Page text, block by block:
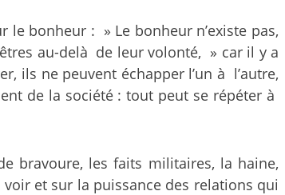
bonheur : » Le bonheur n’existe pas,
au-delà de leur volonté, » car il y a
ils ne peuvent échapper l’un à l’autre,
de la société : tout peut se répéter à
bravoure, les faits militaires, la haine,
voir et sur la puissance des relations qui